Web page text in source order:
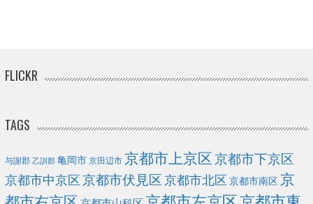
FLICKR
TAGS
与謝郡 乙訓郡 亀岡市 京田辺市 京都市上京区京都市下京区
京都市中京区京都市伏見区京都市北区 京都市南区 京